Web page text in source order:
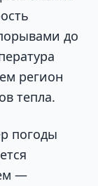
до
регион
тепла.
погоды
—